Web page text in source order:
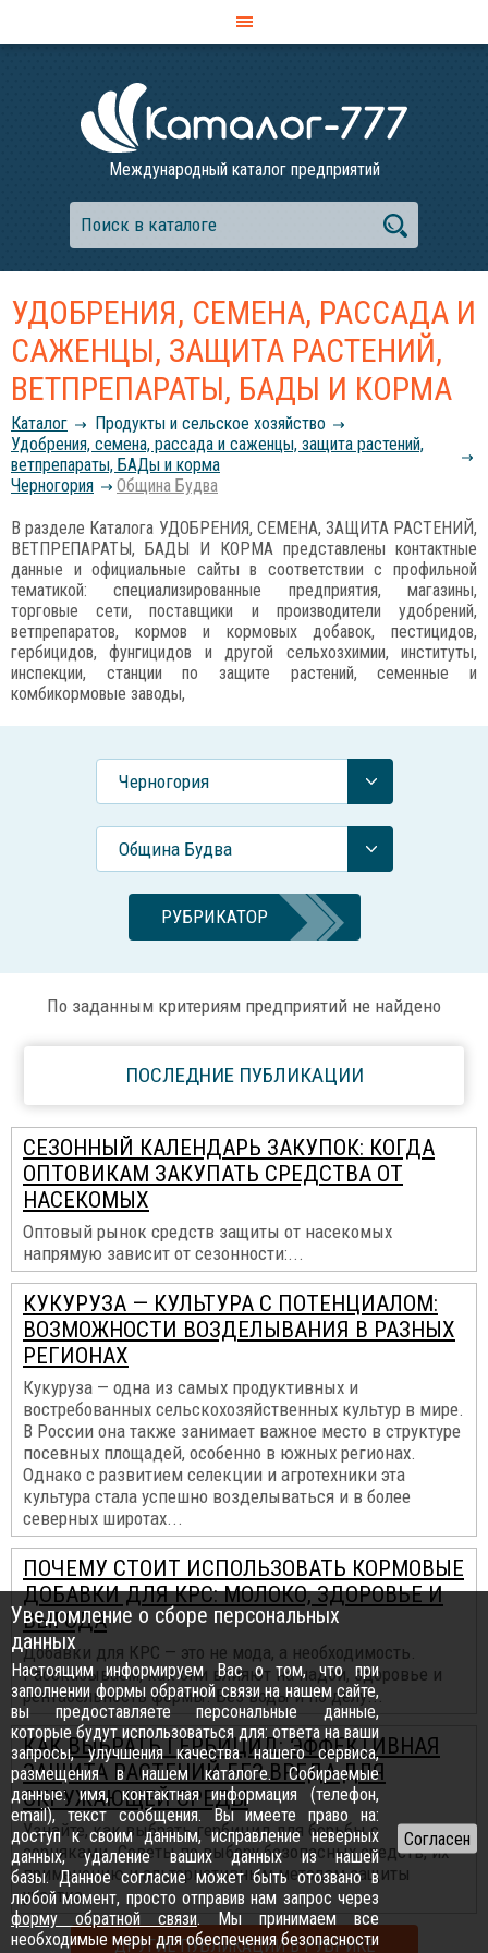
Международный каталог предприятий
УДОБРЕНИЯ, СЕМЕНА, РАССАДА И
САЖЕНЦЫ, ЗАЩИТА РАСТЕНИЙ,
ВЕТПРЕПАРАТЫ, БАДЫ И КОРМА
Каталог
Продукты и сельское хозяйство
Удобрения, семена, рассада и саженцы, защита растений,
ветпрепараты, БАДы и корма
Черногория
Община Будва
В разделе Каталога УДОБРЕНИЯ, СЕМЕНА, ЗАЩИТА РАСТЕНИЙ,
ВЕТПРЕПАРАТЫ, БАДЫ И КОРМА представлены контактные
данные и официальные сайты в соответствии с профильной
тематикой: специализированные предприятия, магазины,
торговые сети, поставщики и производители удобрений,
ветпрепаратов, кормов и кормовых добавок, пестицидов,
гербицидов, фунгицидов и другой сельхозхимии, институты,
инспекции, станции по защите растений, семенные и
комбикормовые заводы,
Черногория
Община Будва
РУБРИКАТОР
По заданным критериям предприятий не найдено
ПОСЛЕДНИЕ ПУБЛИКАЦИИ
СЕЗОННЫЙ КАЛЕНДАРЬ ЗАКУПОК: КОГДА
ОПТОВИКАМ ЗАКУПАТЬ СРЕДСТВА ОТ
НАСЕКОМЫХ
Оптовый рынок средств защиты от насекомых
напрямую зависит от сезонности:...
КУКУРУЗА — КУЛЬТУРА С ПОТЕНЦИАЛОМ:
ВОЗМОЖНОСТИ ВОЗДЕЛЫВАНИЯ В РАЗНЫХ
РЕГИОНАХ
Кукуруза — одна из самых продуктивных и
востребованных сельскохозяйственных культур в мире.
В России она также занимает важное место в структуре
посевных площадей, особенно в южных регионах.
Однако с развитием селекции и агротехники эта
культура стала успешно возделываться и в более
северных широтах...
ПОЧЕМУ СТОИТ ИСПОЛЬЗОВАТЬ КОРМОВЫЕ
ДОБАВКИ ДЛЯ КРС: МОЛОКО, ЗДОРОВЬЕ И
ВЫГОДА
Добавки для КРС — это не мода, а необходимость.
Рассказываем, как они влияют на надои, здоровье и
рентабельность фермы. Без воды и по делу...
КАК ВЫБРАТЬ ГЕРБИЦИД: ЭФФЕКТИВНАЯ
ЗАЩИТА РАСТЕНИЙ БЕЗ ВРЕДА ДЛЯ
ОКРУЖАЮЩЕЙ СРЕДЫ
Узнайте, как выбрать гербицид для борьбы с
сорняками. Советы по выбору безопасных средств, их
применению и альтернативным методам защиты
участка...
ДРУГИЕ ПУБЛИКАЦИИ В РУБРИКЕ
Уведомление о сборе персональных
данных
Настоящим информируем Вас о том, что при
заполнении формы обратной связи на нашем сайте,
вы предоставляете персональные данные,
которые будут использоваться для: ответа на ваши
запросы, улучшения качества нашего сервиса,
размещения в нашем каталоге. Собираемые
данные: имя, контактная информация (телефон,
email), текст сообщения. Вы имеете право на:
доступ к своим данным, исправление неверных
данных, удаление ваших данных из нашей
базы. Данное согласие может быть отозвано в
любой момент, просто отправив нам запрос через
форму обратной связи. Мы принимаем все
необходимые меры для обеспечения безопасности